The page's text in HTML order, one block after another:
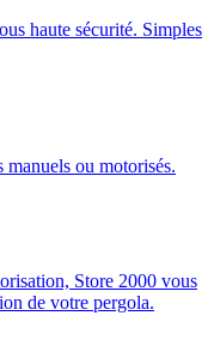
haute sécurité. Simples
ou motorisés.
Store 2000 vous
de votre pergola.